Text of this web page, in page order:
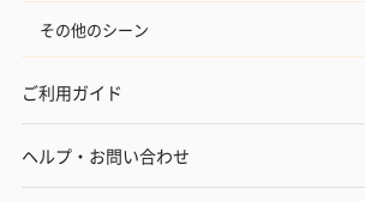
その他のシーン
ご利用ガイド
ヘルプ・お問い合わせ